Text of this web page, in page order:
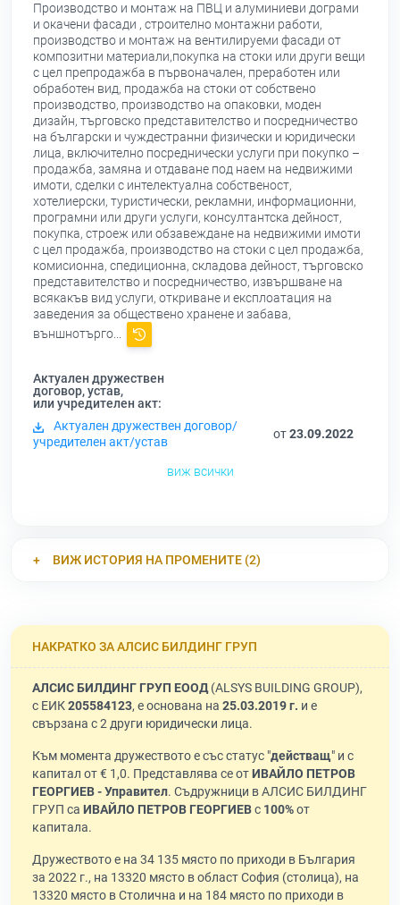
Производство и монтаж на ПВЦ и алуминиеви дограми
и окачени фасади , строително монтажни работи,
производство и монтаж на вентилируеми фасади от
композитни материали,покупка на стоки или други вещи
с цел препродажба в първоначален, преработен или
обработен вид, продажба на стоки от собствено
производство, производство на опаковки, моден
дизайн, търговско представителство и посредничество
на български и чуждестранни физически и юридически
лица, включително посреднически услуги при покупко –
продажба, замяна и отдаване под наем на недвижими
имоти, сделки с интелектуална собственост,
хотелиерски, туристически, рекламни, информационни,
програмни или други услуги, консултантска дейност,
покупка, строеж или обзавеждане на недвижими имоти
с цел продажба, производство на стоки с цел продажба,
комисионна, спедиционна, складова дейност, търговско
представителство и посредничество, извършване на
всякакъв вид услуги, откриване и експлоатация на
заведения за обществено хранене и забава,
външнотърго...
Актуален дружествен
договор, устав,
или учредителен акт:
Актуален дружествен договор/
учредителен акт/устав
от23.09.2022
виж всички
ВИЖ ИСТОРИЯ НА ПРОМЕНИТЕ (2)
НАКРАТКО ЗА АЛСИС БИЛДИНГ ГРУП
АЛСИС БИЛДИНГ ГРУП ЕООД(ALSYS BUILDING GROUP),
с ЕИК205584123, е основана на 25.03.2019 г. и е
свързана с 2 други юридически лица.
Към момента дружеството е със статус "действащ" и с
капитал от € 1,0. Представлява се отИВАЙЛО ПЕТРОВ
ГЕОРГИЕВ - Управител. Съдружници в АЛСИС БИЛДИНГ
ГРУП са ИВАЙЛО ПЕТРОВ ГЕОРГИЕВс 100%от
капитала.
Дружеството е на 34 135 място по приходи в България
за 2022 г., на 13320 място в област София (столица), на
13320 място в Столична и на 184 място по приходи в